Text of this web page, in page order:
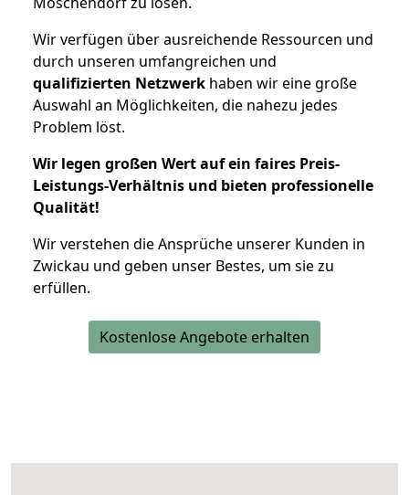
Wir verfügen über ausreichende Ressourcen und
durch unseren umfangreichen und
qualifizierten Netzwerk haben wir eine große
Auswahl an Möglichkeiten, die nahezu jedes
Problem löst.
Wir legen großen Wert auf ein faires Preis-
Leistungs-Verhältnis und bieten professionelle
Qualität!
Wir verstehen die Ansprüche unserer Kunden in
Zwickau und geben unser Bestes, um sie zu
erfüllen.
Kostenlose Angebote erhalten